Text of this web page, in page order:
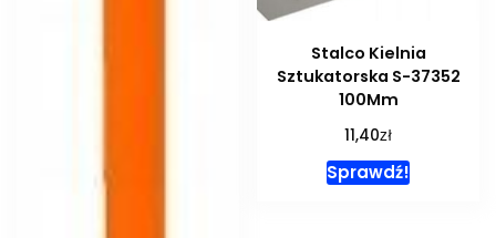
Stalco Kielnia
Sztukatorska S-37352
100Mm
11,40zł
Sprawdź!